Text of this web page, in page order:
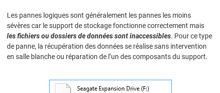
Les pannes logiques sont généralement les pannes les moins
sévères car le support de stockage fonctionne correctement mais
les fichiers ou dossiers de données sont inaccessibles. Pour ce type
de panne, la récupération des données se réalise sans intervention
en salle blanche ou réparation de l’un des composants du support.